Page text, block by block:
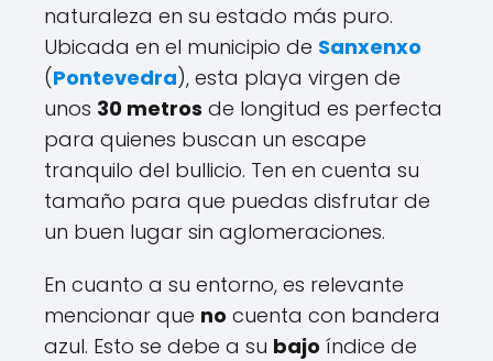
naturaleza en su estado más puro.
Ubicada en el municipio de Sanxenxo
(Pontevedra), esta playa virgen de
unos 30 metros de longitud es perfecta
para quienes buscan un escape
tranquilo del bullicio. Ten en cuenta su
tamaño para que puedas disfrutar de
un buen lugar sin aglomeraciones.
En cuanto a su entorno, es relevante
mencionar que no cuenta con bandera
azul. Esto se debe a su bajo índice de